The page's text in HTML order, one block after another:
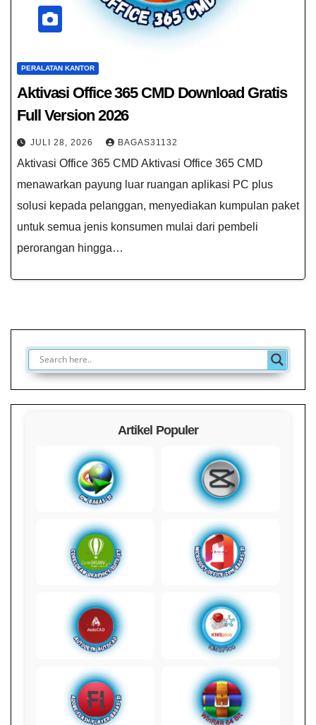
PERALATAN KANTOR
Aktivasi Office 365 CMD​ Download Gratis
Full Version 2026
JULI 28, 2026 BAGAS31132
Aktivasi Office 365 CMD​ Aktivasi Office 365 CMD​
menawarkan payung luar ruangan aplikasi PC plus
solusi kepada pelanggan, menyediakan kumpulan paket
untuk semua jenis konsumen mulai dari pembeli
perorangan hingga…
Artikel Populer